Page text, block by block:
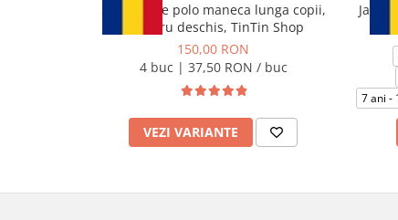
Set 4 bluze polo maneca lunga copii,
albastru deschis, TinTin Shop
150,00 RON
4 buc | 37,50 RON / buc
VEZI VARIANTE
7 ani -